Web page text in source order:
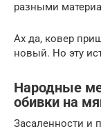
разными
Ах да, ковер
новый. Но эту
Народные
обивки на
Засаленности и